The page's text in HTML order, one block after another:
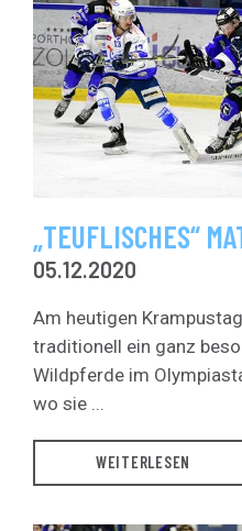
„TEUFLISCHES“
05.12.2020
Am heutigen
traditionell ein ganz
Wildpferde im
wo sie ...
WEITERLESEN